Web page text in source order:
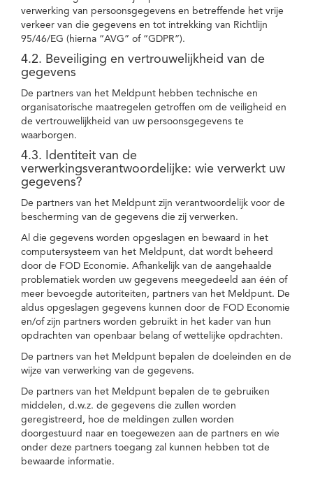
verwerking van persoonsgegevens en betreffende het vrije
verkeer van die gegevens en tot intrekking van Richtlijn
95/46/EG (hierna “AVG” of “GDPR”).
4.2. Beveiliging en vertrouwelijkheid van de
gegevens
De partners van het Meldpunt hebben technische en
organisatorische maatregelen getroffen om de veiligheid en
de vertrouwelijkheid van uw persoonsgegevens te
waarborgen.
4.3. Identiteit van de
verwerkingsverantwoordelijke: wie verwerkt uw
gegevens?
De partners van het Meldpunt zijn verantwoordelijk voor de
bescherming van de gegevens die zij verwerken.
Al die gegevens worden opgeslagen en bewaard in het
computersysteem van het Meldpunt, dat wordt beheerd
door de FOD Economie. Afhankelijk van de aangehaalde
problematiek worden uw gegevens meegedeeld aan één of
meer bevoegde autoriteiten, partners van het Meldpunt. De
aldus opgeslagen gegevens kunnen door de FOD Economie
en/of zijn partners worden gebruikt in het kader van hun
opdrachten van openbaar belang of wettelijke opdrachten.
De partners van het Meldpunt bepalen de doeleinden en de
wijze van verwerking van de gegevens.
De partners van het Meldpunt bepalen de te gebruiken
middelen, d.w.z. de gegevens die zullen worden
geregistreerd, hoe de meldingen zullen worden
doorgestuurd naar en toegewezen aan de partners en wie
onder deze partners toegang zal kunnen hebben tot de
bewaarde informatie.